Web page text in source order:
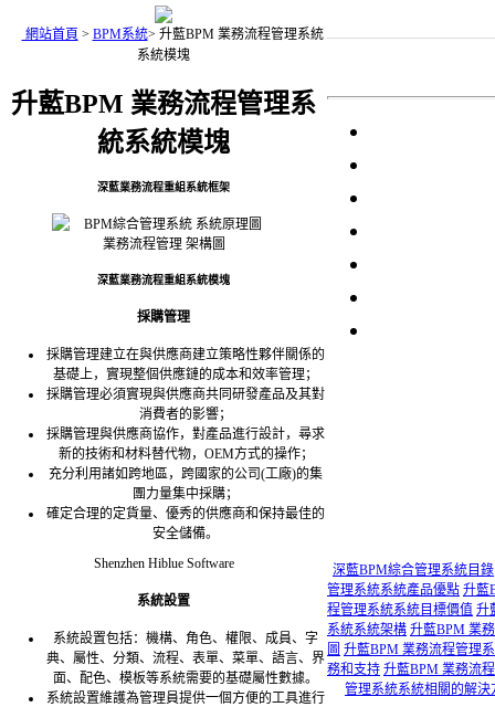
網站首頁 > BPM系統> 升藍BPM 業務流程管理系統
系統模塊
升藍BPM 業務流程管理系
統系統模塊
深藍業務流程重組系統框架
業務流程管理 架構圖
深藍業務流程重組系統模塊
採購管理
採購管理建立在與供應商建立策略性夥伴關係的
基礎上，實現整個供應鏈的成本和效率管理；
採購管理必須實現與供應商共同研發產品及其對
消費者的影響；
採購管理與供應商協作，對產品進行設計，尋求
新的技術和材料替代物，OEM方式的操作；
充分利用諸如跨地區，跨國家的公司(工廠)的集
團力量集中採購；
確定合理的定貨量、優秀的供應商和保持最佳的
安全儲備。
Shenzhen Hiblue Software
系統設置
系統設置包括：機構、角色、權限、成員、字
典、屬性、分類、流程、表單、菜單、語言、界
面、配色、模板等系統需要的基礎屬性數據。
系統設置維護為管理員提供一個方便的工具進行
深藍BPM綜合管理系統目錄
管理系統系統產品優點 升藍
程管理系統系統目標價值 升
系統系統架構 升藍BPM 業
圖 升藍BPM 業務流程管理
務和支持 升藍BPM 業務流
管理系統系統相關的解決